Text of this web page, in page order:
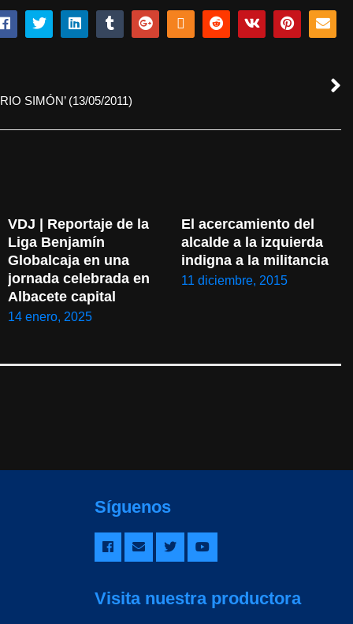
SIMÓN’ (13/05/2011)
VDJ | Reportaje de la
Liga Benjamín
Globalcaja en una
jornada celebrada en
Albacete capital
14 enero, 2025
El acercamiento del
alcalde a la izquierda
indigna a la militancia
11 diciembre, 2015
Síguenos
Visita nuestra productora